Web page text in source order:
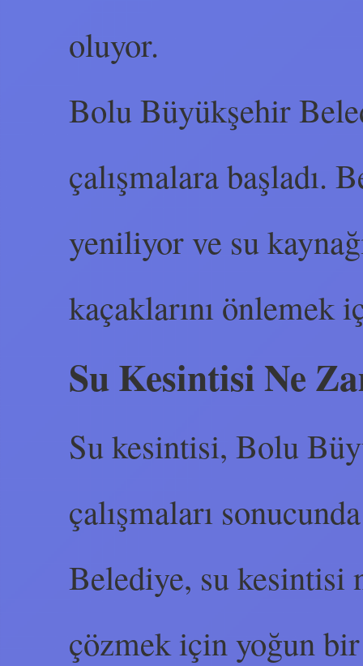
oluyor.
Bolu Büyükşehir
çalışmalara başladı.
yeniliyor ve su
kaçaklarını önlemek
Su Kesintisi Ne
Su kesintisi, Bolu
çalışmaları
Belediye, su kesintisi
çözmek için yoğun